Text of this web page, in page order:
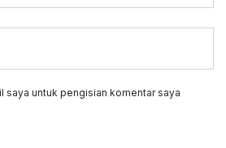
saya untuk pengisian komentar saya